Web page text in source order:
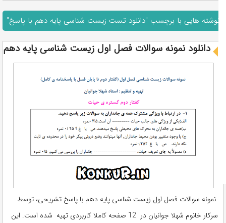
نوشته هایی با برچسب "دانلود تست زیست شناسی پایه دهم با پاسخ"
دانلود نمونه سوالات فصل اول زیست شناسی پایه دهم
نمونه سوالات فصل اول زیست شناسی پایه دهم با پاسخ تشریحی، توسط
سرکار خانوم شهلا جوانیان در 12 صفحه کاملا کاربردی تهیه شده است. این